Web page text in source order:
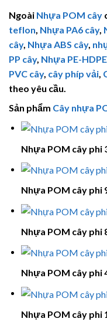
Ngoài Nhựa POM cây
teflon, Nhựa PA6 cây,
cây, Nhựa ABS cây,
PP cây, Nhựa PE-
PVC cây, cây phíp vải,
theo yêu cầu.
Sản phẩm Cây nhựa
Nhựa POM cây phi
Nhựa POM cây phi
Nhựa POM cây phi
Nhựa POM cây phi
Nhựa POM cây phi